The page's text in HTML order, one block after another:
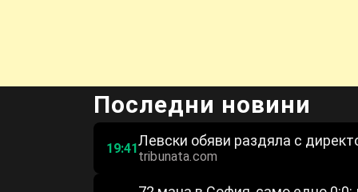
Последни новини
19:41Левски обяви раздяла с
tribunata.com